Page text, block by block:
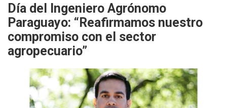
Día del Ingeniero Agrónomo
Paraguayo: “Reafirmamos nuestro
compromiso con el sector
agropecuario”